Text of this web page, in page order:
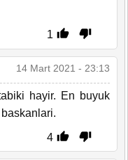
1
14 Mart 2021 - 23:13
hayir. En buyuk
4